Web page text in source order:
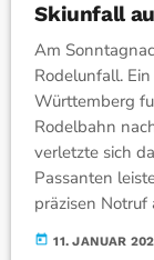
Skiunfall
Am
Rodelunfall.
Württemberg
Rodelbahn
verletzte sich
Passanten
präzisen
today 11. JANUAR